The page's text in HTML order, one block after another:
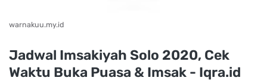
warnakuu.my.id
Jadwal Imsakiyah Solo 2020, Cek
Waktu Buka Puasa & Imsak - Iqra.id